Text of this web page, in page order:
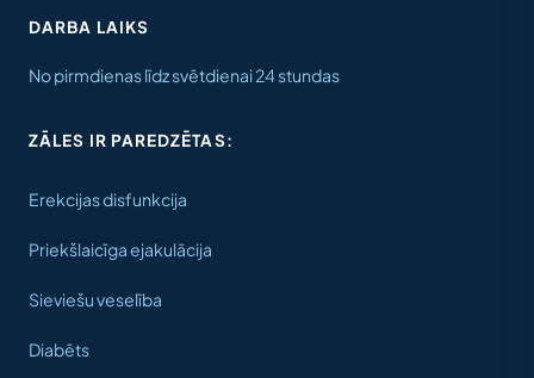
DARBA LAIKS
No pirmdienas līdz svētdienai 24 stundas
ZĀLES IR PAREDZĒTAS:
Erekcijas disfunkcija
Priekšlaicīga ejakulācija
Sieviešu veselība
Diabēts